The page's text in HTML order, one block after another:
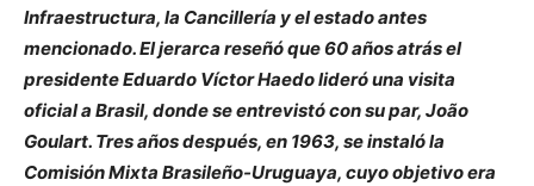
Infraestructura, la Cancillería y el estado antes
mencionado. El jerarca reseñó que 60 años atrás el
presidente Eduardo Víctor Haedo lideró una visita
oficial a Brasil, donde se entrevistó con su par, João
Goulart. Tres años después, en 1963, se instaló la
Comisión Mixta Brasileño-Uruguaya, cuyo objetivo era